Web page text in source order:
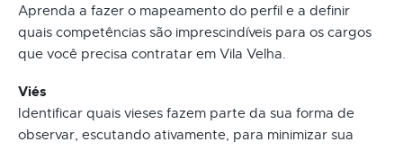
Aprenda a fazer o mapeamento do perfil e a definir
quais competências são imprescindíveis para os cargos
que você precisa contratar em Vila Velha.
Viés
Identificar quais vieses fazem parte da sua forma de
observar, escutando ativamente, para minimizar sua